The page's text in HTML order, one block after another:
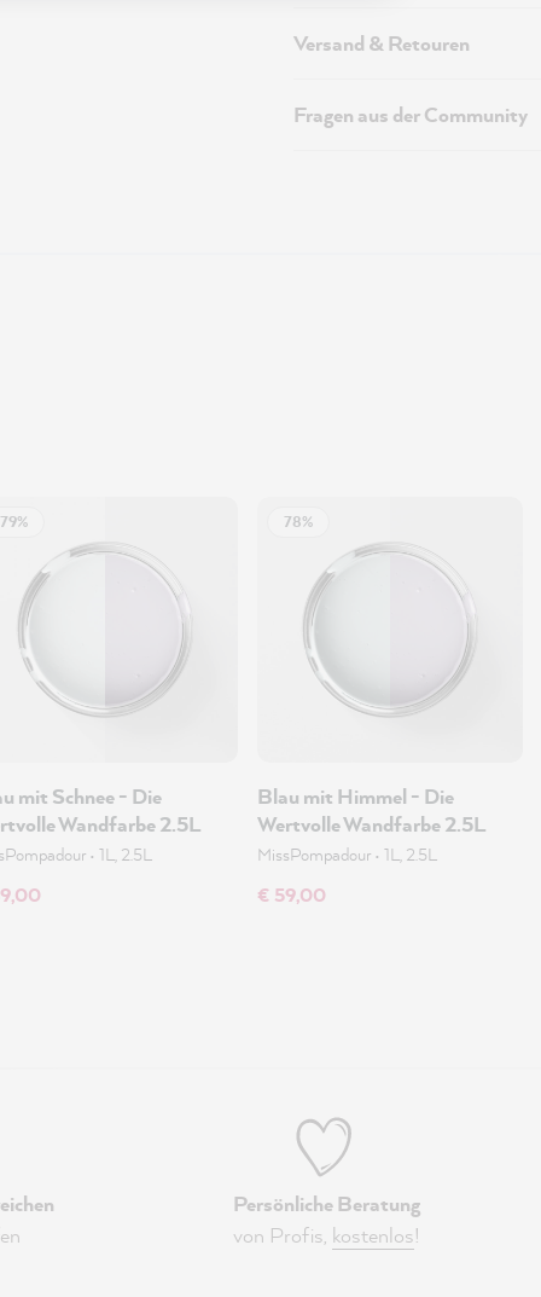
Versand & Retouren
Fragen aus der Community
79%
mit Schnee - Die
Wandfarbe 2.5L
• 1L, 2.5L
78%
Blau mit Himmel - Die
Wertvolle Wandfarbe 2.5L
MissPompadour • 1L, 2.5L
€ 59,00
Persönliche Beratung
von Profis, kostenlos!